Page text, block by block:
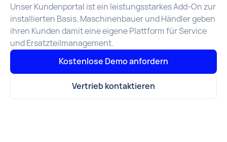
Unser Kundenportal ist ein leistungsstarkes Add-On zur
installierten Basis. Maschinenbauer und Händler geben
ihren Kunden damit eine eigene Plattform für Service
und Ersatzteilmanagement.
Kostenlose Demo anfordern
Vertrieb kontaktieren